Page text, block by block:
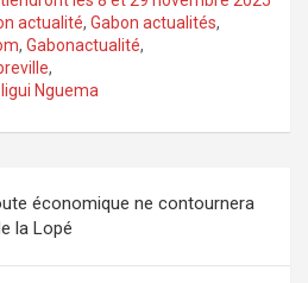
actualité, Gabon actualités,
, Gabonactualité,
,
Nguema
économique ne contournera
la Lopé